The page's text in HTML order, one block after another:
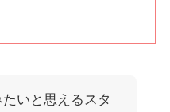
いと思えるスタ